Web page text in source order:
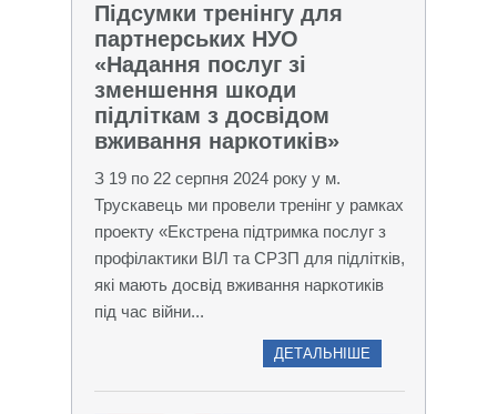
Підсумки тренінгу для
партнерських НУО
«Надання послуг зі
зменшення шкоди
підліткам з досвідом
вживання наркотиків»
З 19 по 22 серпня 2024 року у м.
Трускавець ми провели тренінг у рамках
проекту «Екстрена підтримка послуг з
профілактики ВІЛ та СРЗП для підлітків,
які мають досвід вживання наркотиків
під час війни...
ДЕТАЛЬНІШЕ